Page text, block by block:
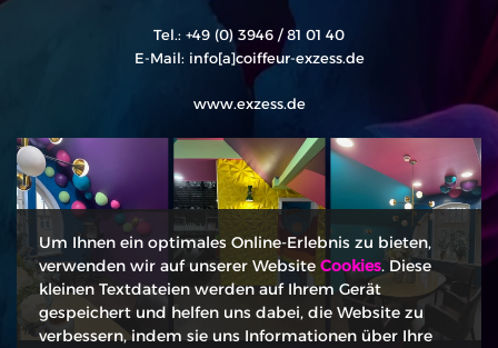
Tel.: +49 (0) 3946 / 81 01 40
E-Mail: info[a]coiffeur-exzess.de
www.exzess.de
Um Ihnen ein optimales Online-Erlebnis zu bieten,
verwenden wir auf unserer Website Cookies. Diese
kleinen Textdateien werden auf Ihrem Gerät
gespeichert und helfen uns dabei, die Website zu
verbessern, indem sie uns Informationen über Ihre